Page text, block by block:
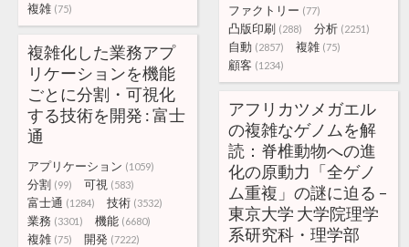
複雑 (75) ファクトリー (77)
凸版印刷 (288) 分析 (2251)
自動 (2857) 複雑 (75)
顧客 (1234)
複雑化した業務アプ
リケーションを機能
ごとに分割・可視化
する技術を開発 : 富士
通
アプリケーション (1059)
分割 (99) 可視 (583)
富士通 (1284) 技術 (3532)
業務 (3301) 機能 (6680)
複雑 (75) 開発 (7222)
アフリカツメガエル
の複雑なゲノムを解
読：脊椎動物への進
化の原動力「全ゲノ
ム重複」の謎に迫る –
東京大学 大学院理学
系研究科・理学部